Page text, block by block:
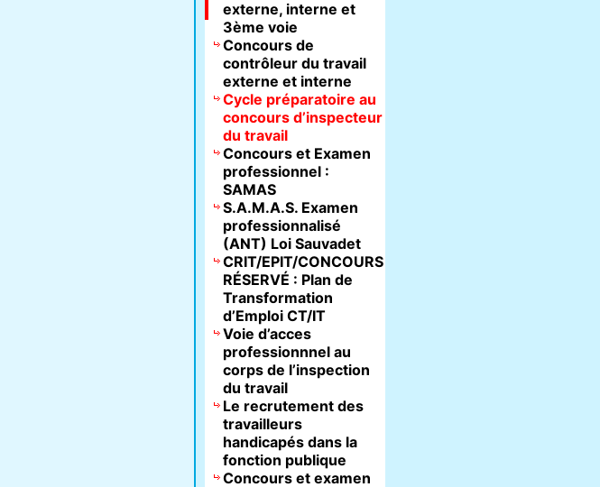
externe, interne et
3ème voie
Concours de
contrôleur du travail
externe et interne
Cycle préparatoire au
concours d’inspecteur
du travail
Concours et Examen
professionnel :
SAMAS
S.A.M.A.S. Examen
professionnalisé
(ANT) Loi Sauvadet
CRIT/EPIT/CONCOURS
RÉSERVÉ : Plan de
Transformation
d’Emploi CT/IT
Voie d’acces
professionnnel au
corps de l’inspection
du travail
Le recrutement des
travailleurs
handicapés dans la
fonction publique
Concours et examen